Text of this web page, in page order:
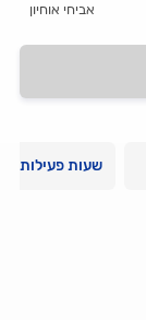
אביחי אוחיון
שעות פעילות